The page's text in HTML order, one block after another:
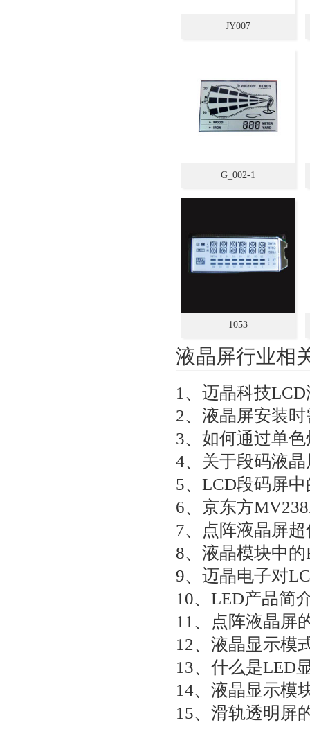
JY007
G_002-1
1053
液晶屏行业相
1、 迈晶科技
2、 液晶屏安装
3、 如何通过单
4、 关于段码液
5、 LCD段码屏
6、 京东方
7、
点阵液晶屏
8、 液晶模块中的
9、 迈晶电子对
10、 LED产品简
11、
点阵液晶屏
12、 液晶显示模
13、 什么是LED
14、 液晶显示模
15、 滑轨透明屏